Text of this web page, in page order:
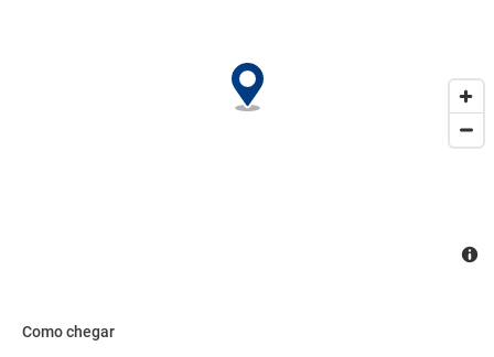
Como chegar